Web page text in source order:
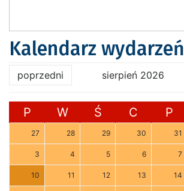
Kalendarz wydarzeń
poprzedni sierpień 2026
P W Ś C P
27 28 29 30 31
3 4 5 6 7
10 11 12 13 14